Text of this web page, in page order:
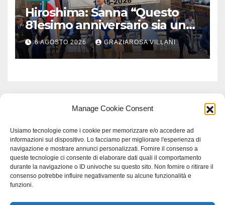
Manage Cookie Consent
Usiamo tecnologie come i cookie per memorizzare e/o accedere ad
informazioni sul dispositivo. Lo facciamo per migliorare l'esperienza di
navigazione e mostrare annunci personalizzati. Fornire il consenso a
queste tecnologie ci consente di elaborare dati quali il comportamento
durante la navigazione o ID univoche su questo sito. Non fornire o ritirare il
consenso potrebbe influire negativamente su alcune funzionalità e
funzioni.
Hiroshima: Sanna “Questo
81esimo anniversario sia un
monito per tutti”
6 AGOSTO 2026 GRAZIAROSA VILLANI